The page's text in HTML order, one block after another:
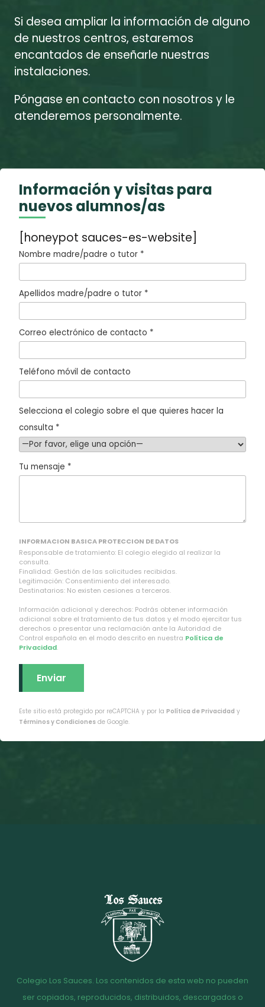
Si desea ampliar la información de alguno
de nuestros centros, estaremos
encantados de enseñarle nuestras
instalaciones.
Póngase en contacto con nosotros y le
atenderemos personalmente.
Información y visitas para
nuevos alumnos/as
[honeypot sauces-es-website]
Nombre madre/padre o tutor *
Apellidos madre/padre o tutor *
Correo electrónico de contacto *
Teléfono móvil de contacto
Selecciona el colegio sobre el que quieres hacer la
consulta *
Tu mensaje *
INFORMACION BASICA PROTECCION DE DATOS
Responsable de tratamiento: El colegio elegido al realizar la
consulta.
Finalidad: Gestión de las solicitudes recibidas.
Legitimación: Consentimiento del interesado.
Destinatarios: No existen cesiones a terceros.
Información adicional y derechos: Podrás obtener información
adicional sobre el tratamiento de tus datos y el modo ejercitar tus
derechos o presentar una reclamación ante la Autoridad de
Control española en el modo descrito en nuestra Política de
Privacidad.
Este sitio está protegido por reCAPTCHA y por la Política de Privacidad y
Términos y Condiciones de Google.
Colegio Los Sauces. Los contenidos de esta web no pueden
ser copiados, reproducidos, distribuidos, descargados o